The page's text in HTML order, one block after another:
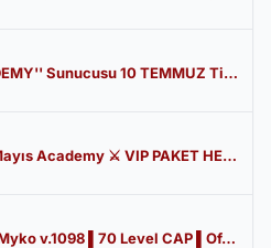
TURKKO.NET ▌''ACADEMY'' Sunucusu 10 TEMMUZ Time 22:00 ▌Ücretsiz Full Pus Başlangıç ▌83/5 PK Server
⏩ CHAOSKO ✅ ⚔️ 22 Mayıs Academy ⚔️ VIP PAKET HEDİYE ⭐✅ DirectX11 v2585 HD CLIENT ⭐ KEYSOFT ⭐ HOMEKO
FelixMyko.Com ▌Old Myko v.1098 ▌70 Level CAP ▌Official : 21 Ağustos Cuma 22:00 ▌Starter Paket Bizden